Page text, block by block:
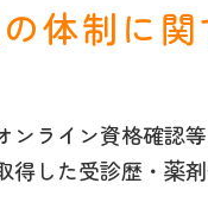
体制に
ンライン資格確認
得した受診歴・薬